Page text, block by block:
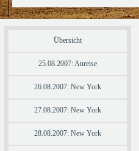
Übersicht
25.08.2007: Anreise
26.08.2007: New York
27.08.2007: New York
28.08.2007: New York